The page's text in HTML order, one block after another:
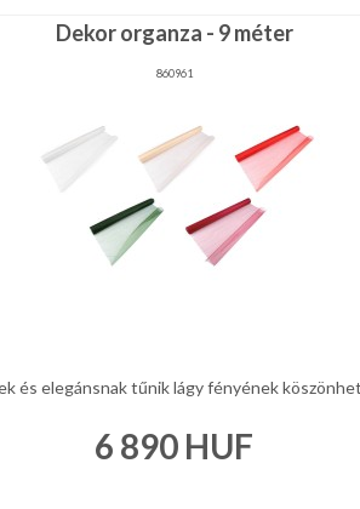
Dekor organza - 9 méter
860961
és elegánsnak tűnik lágy fényének
6 890 HUF